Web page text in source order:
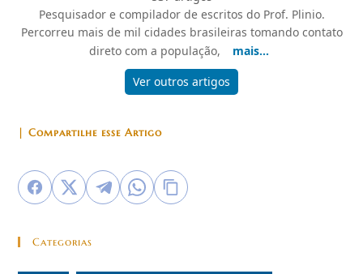
Pesquisador e compilador de escritos do Prof. Plinio.
Percorreu mais de mil cidades brasileiras tomando contato
direto com a população,
mais...
Ver outros artigos
| Compartilhe esse Artigo
Categorias